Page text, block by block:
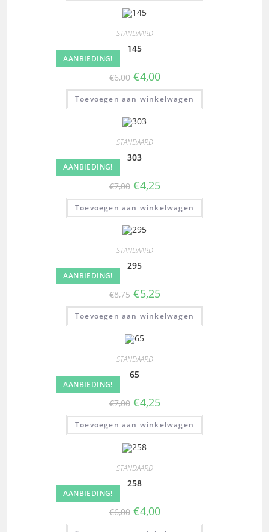
AANBIEDING!
STANDAARD
145
€6,00 €4,00
Toevoegen aan winkelwagen
AANBIEDING!
STANDAARD
303
€7,00 €4,25
Toevoegen aan winkelwagen
AANBIEDING!
STANDAARD
295
€8,75 €5,25
Toevoegen aan winkelwagen
AANBIEDING!
STANDAARD
65
€7,00 €4,25
Toevoegen aan winkelwagen
AANBIEDING!
STANDAARD
258
€6,00 €4,00